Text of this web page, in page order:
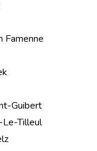
Famenne
Guibert
Le-Tilleul